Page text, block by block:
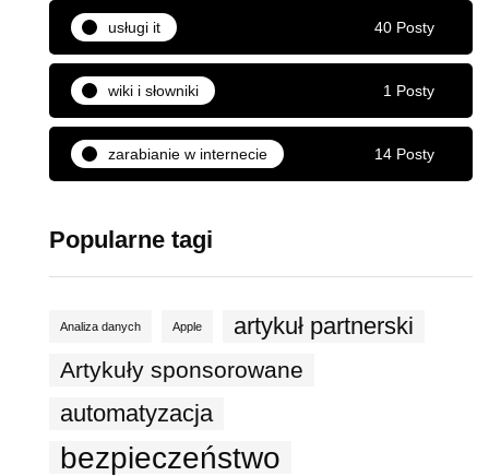
usługi it 40 Posty
wiki i słowniki 1 Posty
zarabianie w internecie 14 Posty
Popularne tagi
Analiza danych Apple artykuł partnerski
Artykuły sponsorowane
automatyzacja
bezpieczeństwo